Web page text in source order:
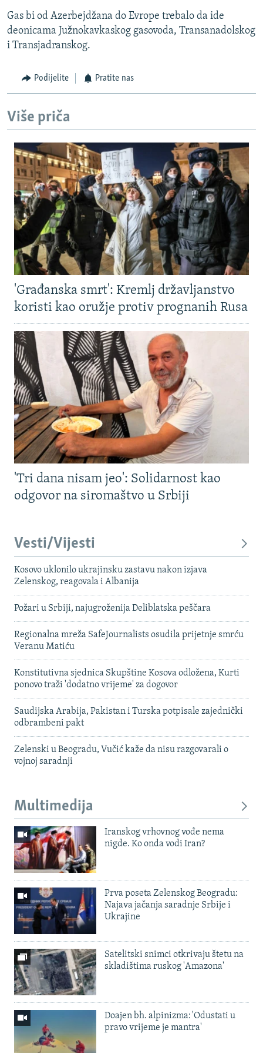
Gas bi od Azerbejdžana do Evrope trebalo da ide
deonicama Južnokavkaskog gasovoda, Transanadolskog
i Transjadranskog.
Podijelite Pratite nas
Više priča
'Građanska smrt': Kremlj državljanstvo
koristi kao oružje protiv prognanih Rusa
'Tri dana nisam jeo': Solidarnost kao
odgovor na siromaštvo u Srbiji
Vesti/Vijesti
Kosovo uklonilo ukrajinsku zastavu nakon izjava
Zelenskog, reagovala i Albanija
Požari u Srbiji, najugroženija Deliblatska peščara
Regionalna mreža SafeJournalists osudila prijetnje smrću
Veranu Matiću
Konstitutivna sjednica Skupštine Kosova odložena, Kurti
ponovo traži 'dodatno vrijeme' za dogovor
Saudijska Arabija, Pakistan i Turska potpisale zajednički
odbrambeni pakt
Zelenski u Beogradu, Vučić kaže da nisu razgovarali o
vojnoj saradnji
Multimedija
Iranskog vrhovnog vođe nema
nigde. Ko onda vodi Iran?
Prva poseta Zelenskog Beogradu:
Najava jačanja saradnje Srbije i
Ukrajine
Satelitski snimci otkrivaju štetu na
skladištima ruskog 'Amazona'
Doajen bh. alpinizma: 'Odustati u
pravo vrijeme je mantra'